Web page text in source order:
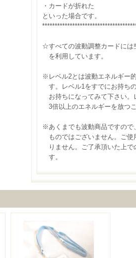
・カードが折れた
といった場合です。
☆すべての波動調整カードには
を利用しています。
※レベル2とは波動エネルギー
す。レベル1をすでにお持ち
お持ちになってみて下さい。
3倍以上のエネルギーを放つこ
※あくまでも波動商品ですので
ものではございません。ご使
りません。ご了承頂いた上で
す。